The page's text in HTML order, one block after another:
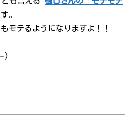
。
モテるようになりますよ！！
)